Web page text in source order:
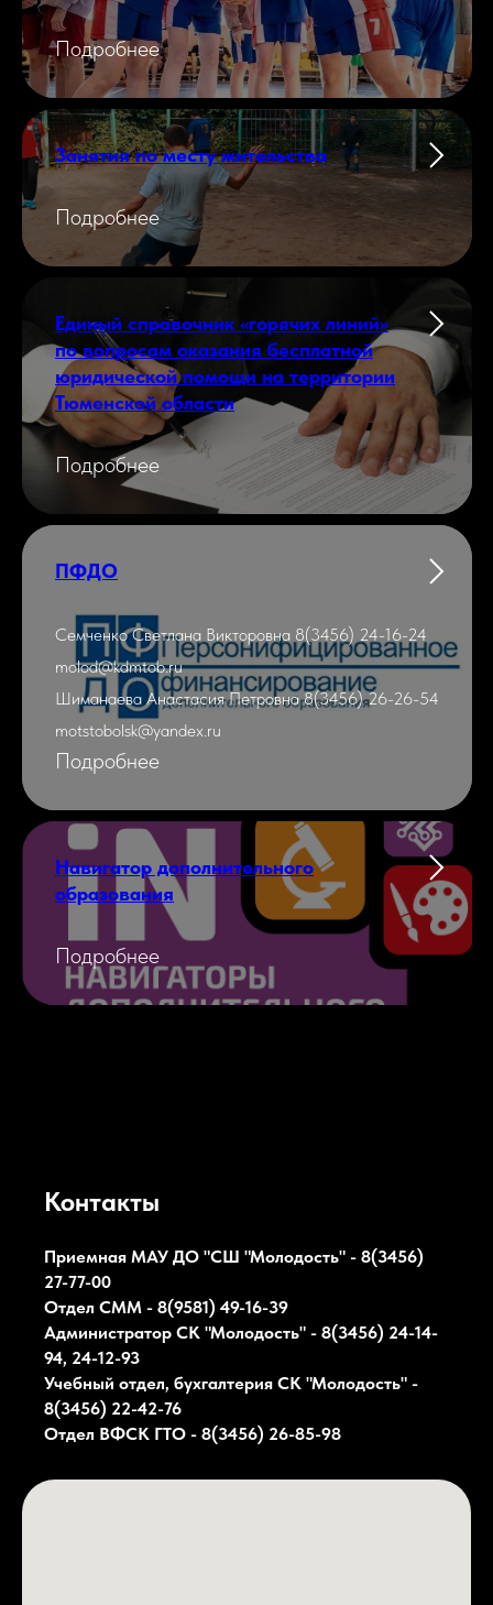
Подробнее
Занятия по месту жительства
Подробнее
Единый справочник «горячих линий»
по вопросам оказания бесплатной
юридической помощи на территории
Тюменской области
Подробнее
ПФДО
Семченко Светлана Викторовна 8(3456) 24-16-24
molod@kdmtob.ru
Шиманаева Анастасия Петровна 8(3456) 26-26-54
motstobolsk@yandex.ru
Подробнее
Навигатор дополнительного
образования
Подробнее
Контакты
Приемная МАУ ДО "СШ "Молодость" - 8(3456)
27-77-00
Отдел СММ - 8(9581) 49-16-39
Администратор СК "Молодость" - 8(3456) 24-14-
94, 24-12-93
Учебный отдел, бухгалтерия СК "Молодость" -
8(3456) 22-42-76
Отдел ВФСК ГТО - 8(3456) 26-85-98